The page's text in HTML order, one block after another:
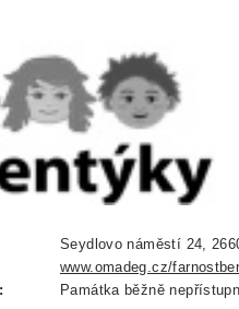
Seydlovo náměstí 24,
www.omadeg.cz/
Památka běžně